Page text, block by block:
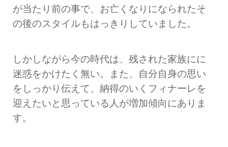
が当たり前の事で、お亡くなりになられたそ
の後のスタイルもはっきりしていました。
しかしながら今の時代は、残された家族にに
迷惑をかけたく無い。また、自分自身の思い
をしっかり伝えて、納得のいくフィナーレを
迎えたいと思っている人が増加傾向にありま
す。